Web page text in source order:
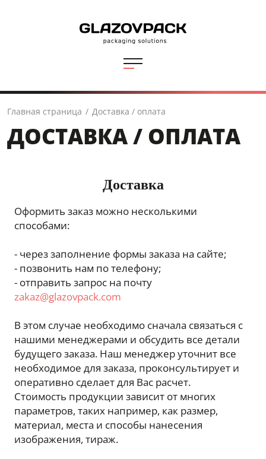
Главная страница / Доставка / оплата
ДОСТАВКА / ОПЛАТА
Доставка
Оформить заказ можно несколькими
способами:
- через заполнение формы заказа на сайте;
- позвонить нам по телефону;
- отправить запрос на почту
zakaz@glazovpack.com
В этом случае необходимо сначала связаться с
нашими менеджерами и обсудить все детали
будущего заказа. Наш менеджер уточнит все
необходимое для заказа, проконсультирует и
оперативно сделает для Вас расчет.
Стоимость продукции зависит от многих
параметров, таких например, как размер,
материал, места и способы нанесения
изображения, тираж.